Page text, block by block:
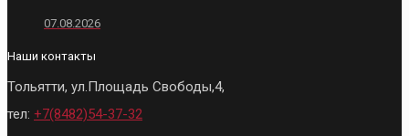
07.08.2026
Наши контакты
Тольятти, ул.Площадь Свободы,4,
тел: +7(8482)54-37-32